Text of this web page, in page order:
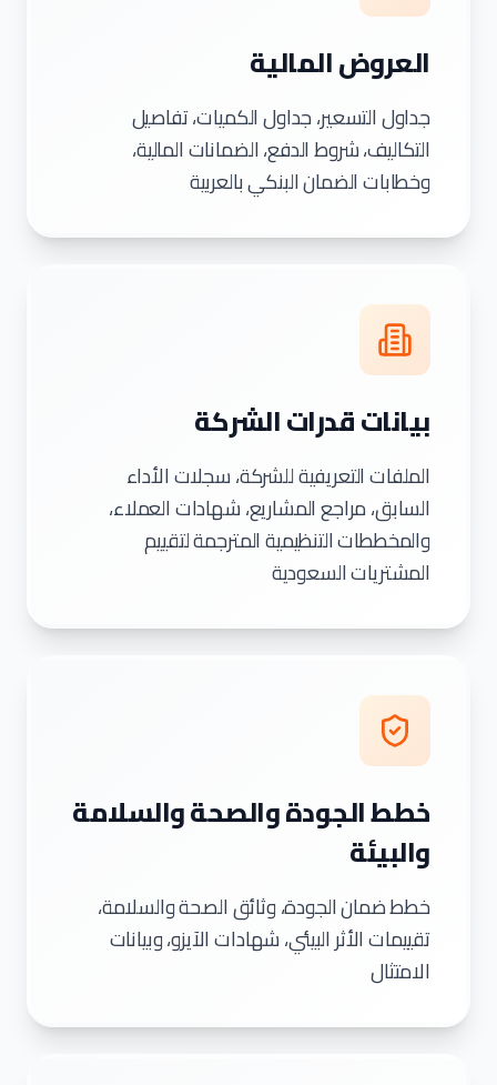
العروض المالية
جداول التسعير، جداول الكميات، تفاصيل
التكاليف، شروط الدفع، الضمانات المالية،
وخطابات الضمان البنكي بالعربية
بيانات قدرات الشركة
الملفات التعريفية للشركة، سجلات الأداء
السابق، مراجع المشاريع، شهادات العملاء،
والمخططات التنظيمية المترجمة لتقييم
المشتريات السعودية
خطط الجودة والصحة والسلامة
والبيئة
خطط ضمان الجودة، وثائق الصحة والسلامة،
تقييمات الأثر البيئي، شهادات الآيزو، وبيانات
الامتثال